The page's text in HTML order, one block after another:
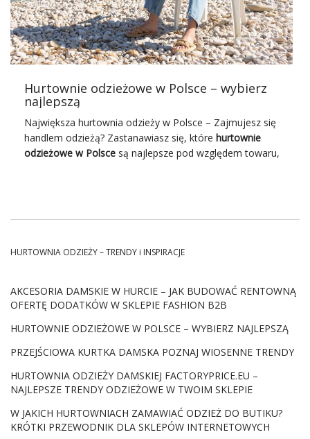
i sklepów online coraz częściej traktują je jako element
budowania przewagi konkurencyjnej.
zwiększają średnią wartość koszyka zakupowego,
generują wysoką marżę przy niskim koszcie zakupu,
trendy,
ułatwiają rotację sezonową asortymentu.
Co obejmują akcesoria damskie w
chusty i apaszki,
opaski i dodatki do włosów,
sezonowekomplety zimowei jesienne.
Dobrze dobranyasortymentdodatków pozwala …
Hurtownie odzieżowe w Polsce – wybierz
najlepszą
Największa hurtownia odzieży w Polsce – Zajmujesz się
handlem odzieżą? Zastanawiasz się, które hurtownie
odzieżowe w Polsce są najlepsze pod względem towaru,
Stacjonarne czy internetowe –
Polsce wybrać?
Rynek odzieżowy w Polsce rozwija się bardzo prężnie, aby
sprostać współczesnemu zapotrzebowaniu na odzież.
hurtownia odzieży to bardzo popularny rodzaj działalności
biznesowej w naszym kraju. Każdy handlarz odzieżą
potrzebuje w swej pracy regularnych dostaw towaru,
hurtowni ubrań.Hurtownie odzieżowe w Polscedzielą się
współcześnie na dwa podstawowe typy:
HURTOWNIA ODZIEŻY – TRENDY i INSPIRACJE
AKCESORIA DAMSKIE W HURCIE – JAK BUDOWAĆ RENTOWNĄ
OFERTĘ DODATKÓW W SKLEPIE FASHION B2B
HURTOWNIE ODZIEŻOWE W POLSCE – WYBIERZ NAJLEPSZĄ
PRZEJŚCIOWA KURTKA DAMSKA POZNAJ WIOSENNE TRENDY
HURTOWNIA ODZIEŻY DAMSKIEJ FACTORYPRICE.EU –
NAJLEPSZE TRENDY ODZIEŻOWE W TWOIM SKLEPIE
W JAKICH HURTOWNIACH ZAMAWIAĆ ODZIEŻ DO BUTIKU?
KRÓTKI PRZEWODNIK DLA SKLEPÓW INTERNETOWYCH